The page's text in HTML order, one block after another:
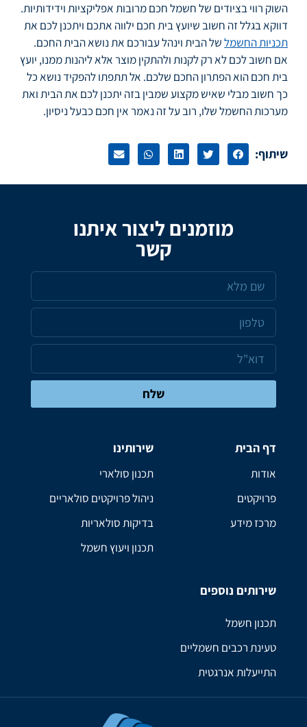
השוק רווי בציודים של חשמל חכם מרובות אפליקציות וידידותיות.
דווקא בגלל זה חשוב שיועץ בית חכם ילווה אתכם ויתכנן לכם את
תכניות החשמלשל הבית וינהל עבורכם את נושא הבית החכם.
אם חשוב לכם לא רק לקנות ולהתקין מוצר אלא ליהנות ממנו, יועץ
בית חכם הוא הפתרון החכם שלכם. אל תתפתו להפקיד נושא כל
כך חשוב מבלי שאיש מקצוע שמבין בזה יתכנן לכם את הבית ואת
מערכות החשמל שלו, רוב על זה נאמר אין חכם כבעל ניסיון.
שיתוף:
מוזמנים ליצור איתנו
קשר
שלח
דף הבית
אודות
פרויקטים
מרכז מידע
שירותינו
תכנון סולארי
ניהול פרויקטים סולאריים
בדיקות סולאריות
תכנון ויעוץ חשמל
שירותים נוספים
תכנון חשמל
טעינת רכבים חשמליים
התייעלות אנרגטית